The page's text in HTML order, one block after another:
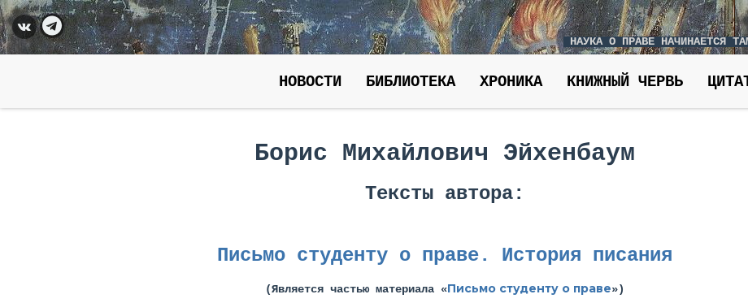
НАУКА О ПРАВЕ НАЧИНАЕТСЯ
НОВОСТИ БИБЛИОТЕКА ХРОНИКА КНИЖНЫЙ ЧЕРВЬ
Борис Михайлович Эйхенбаум
Тексты автора:
Письмо студенту о праве. История писания
(Является частью материала «Письмо студенту о праве»)